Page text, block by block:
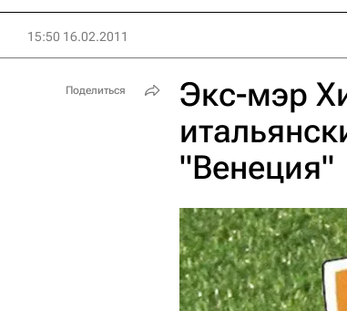
15:50 16.02.2011
Экс-мэр
"Венеция"
Поделиться